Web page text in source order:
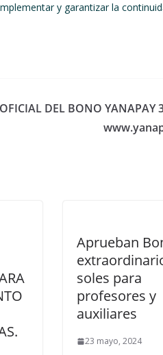
y garantizar la
DEL BONO YANAPAY
Aprueban
soles para
profesores y
auxiliares
23 mayo, 2024